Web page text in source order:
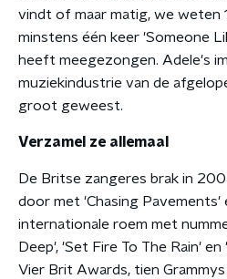
vindt of maar matig, we weten
minstens één keer 'Someone
heeft meegezongen. Adele's
muziekindustrie van de
groot geweest.
Verzamel ze allemaal
De Britse zangeres brak in
door met 'Chasing Pavements'
internationale roem met
Deep', 'Set Fire To The Rain'
Vier Brit Awards, tien